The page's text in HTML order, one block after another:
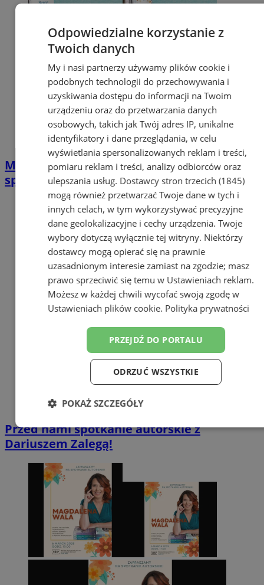
MBP w Łaziskach Górnych zaprasza na
spotkanie autorskie z Marleną Semczyszyn
Przed nami spotkanie autorskie z
Dariuszem Zalegą!
Odpowiedzialne korzystanie z
Twoich danych
My i nasi partnerzy używamy plików cookie i
podobnych technologii do przechowywania i
uzyskiwania dostępu do informacji na Twoim
urządzeniu oraz do przetwarzania danych
osobowych, takich jak Twój adres IP, unikalne
identyfikatory i dane przeglądania, w celu
wyświetlania spersonalizowanych reklam i treści,
pomiaru reklam i treści, analizy odbiorców oraz
ulepszania usług. Dostawcy stron trzecich (1845)
mogą również przetwarzać Twoje dane w tych i
innych celach, w tym wykorzystywać precyzyjne
dane geolokalizacyjne i cechy urządzenia. Twoje
wybory dotyczą wyłącznie tej witryny. Niektórzy
dostawcy mogą opierać się na prawnie
uzasadnionym interesie zamiast na zgodzie; masz
prawo sprzeciwić się temu w Ustawieniach reklam.
Możesz w każdej chwili wycofać swoją zgodę w
Ustawieniach plików cookie. Polityka prywatności
PRZEJDŹ DO PORTALU
ODRZUĆ WSZYSTKIE
POKAŻ SZCZEGÓŁY
Niezbędne Wydajność Targetowanie
Funkcjonalność
Niezbędne Wydajność
Targetowanie
Funkcjonalność
Niesklasyfikowane